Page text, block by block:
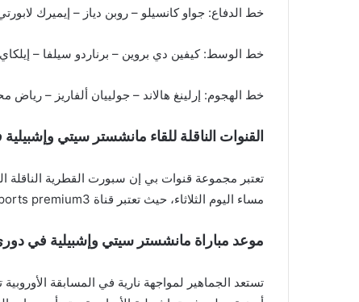
خط الدفاع: جواو كانسيلو – روبن دياز – إيميرك
خط الوسط: كيفين دي بروين – برناردو سيلفا –
خط الهجوم: إرلينغ هالاند – جولييان ألفاريز – رياض
القنوات الناقلة للقاء مانشستر سيتي
تعتبر مجموعة قنوات بي إن سبورت القطرية الناقلة
مساء اليوم الثلاثاء، حيث تعتبر قناة beIN Sports premium3 هي الناقلة للحدث الرياضي الحصري، كما يصحبكم في التعليق على المباراة المعلق الرياضي الجزائري حفيظ دراجي.
موعد مباراة مانشستر سيتي وإشبيلية في
تستعد الجماهير لمواجهة نارية في المسابقة